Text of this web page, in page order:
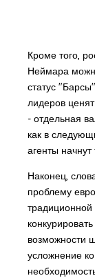
Кроме того,
Неймара
статус
лидеров
- отдельная
как в
агенты
Наконец,
проблему
возможности
усложнение